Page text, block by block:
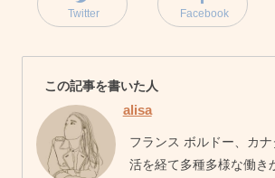
Twitter Facebook
この記事を書いた人
alisa
フランス ボルドー、カ
活を経て多種多様な働き